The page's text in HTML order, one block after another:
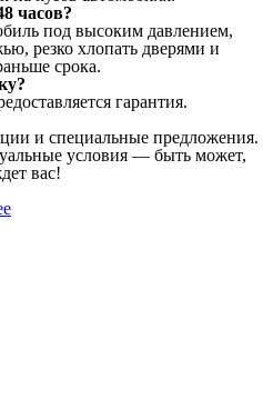
часов?
под высоким давлением,
резко хлопать дверями и
срока.
гарантия.
и специальные предложения.
условия — быть может,
вас!